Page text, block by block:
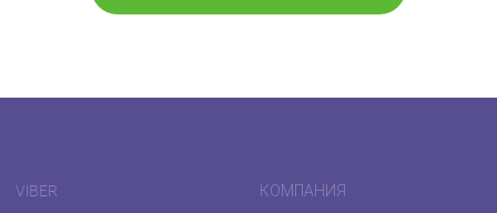
VIBER КОМПАНИЯ